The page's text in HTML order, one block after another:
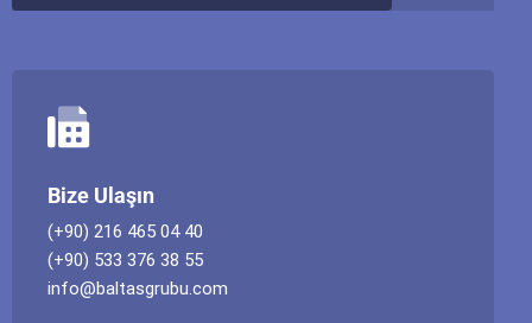
Bize Ulaşın
(+90) 216 465 04 40
(+90) 533 376 38 55
info@baltasgrubu.com